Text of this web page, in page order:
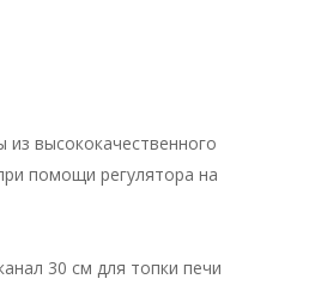
высококачественного
помощи регулятора на
30 см для топки печи